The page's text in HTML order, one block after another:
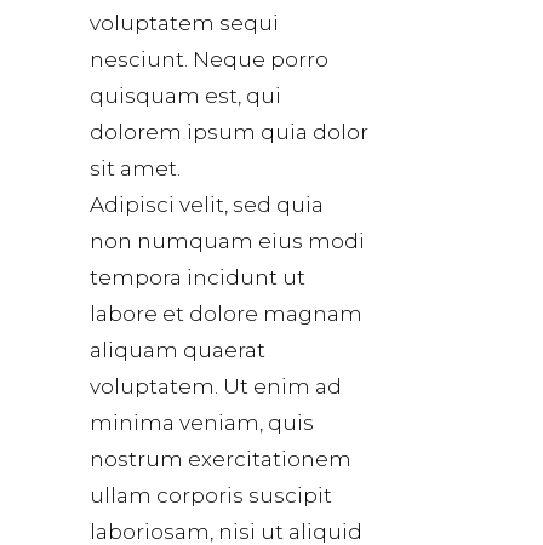
voluptatem sequi
nesciunt. Neque porro
quisquam est, qui
dolorem ipsum quia dolor
sit amet.
Adipisci velit, sed quia
non numquam eius modi
tempora incidunt ut
labore et dolore magnam
aliquam quaerat
voluptatem. Ut enim ad
minima veniam, quis
nostrum exercitationem
ullam corporis suscipit
laboriosam, nisi ut aliquid